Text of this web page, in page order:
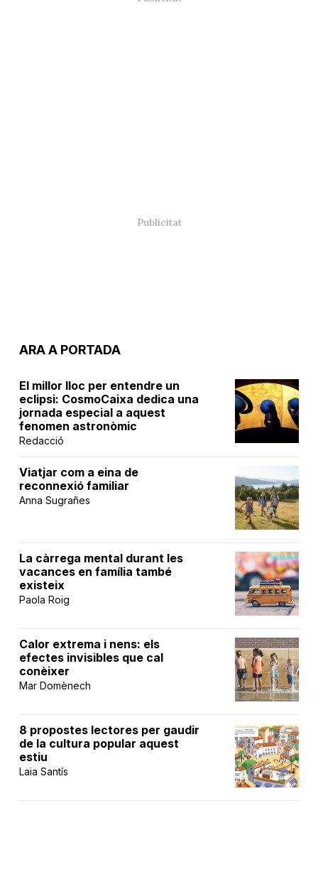
ARA A PORTADA
El millor lloc per entendre un
eclipsi: CosmoCaixa dedica una
jornada especial a aquest
fenomen astronòmic
Redacció
Viatjar com a eina de
reconnexió familiar
Anna Sugrañes
La càrrega mental durant les
vacances en família també
existeix
Paola Roig
Calor extrema i nens: els
efectes invisibles que cal
conèixer
Mar Domènech
8 propostes lectores per gaudir
de la cultura popular aquest
estiu
Laia Santís